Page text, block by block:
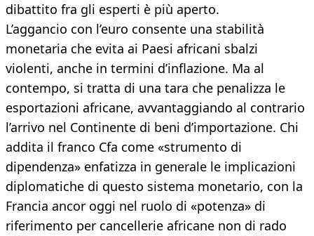
dibattito fra gli esperti è più aperto.
L’aggancio con l’euro consente una stabilità
monetaria che evita ai Paesi africani sbalzi
violenti, anche in termini d’inflazione. Ma al
contempo, si tratta di una tara che penalizza le
esportazioni africane, avvantaggiando al contrario
l’arrivo nel Continente di beni d’importazione. Chi
addita il franco Cfa come «strumento di
dipendenza» enfatizza in generale le implicazioni
diplomatiche di questo sistema monetario, con la
Francia ancor oggi nel ruolo di «potenza» di
riferimento per cancellerie africane non di rado